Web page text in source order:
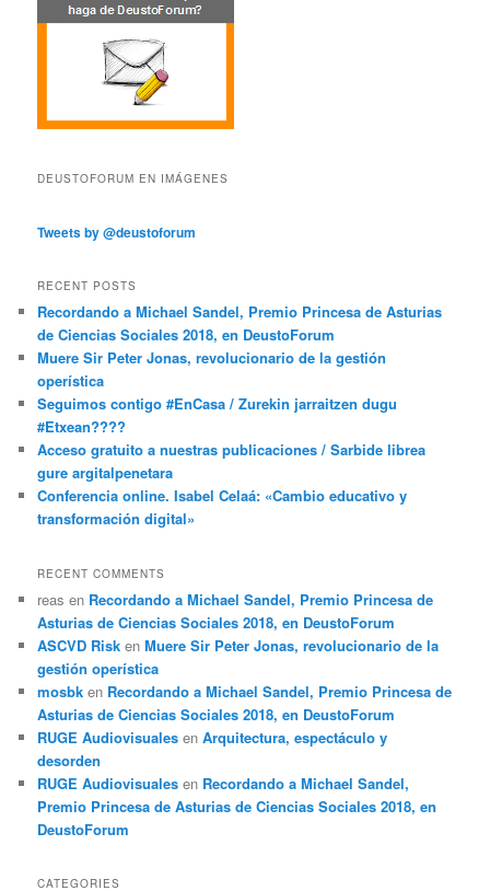
DEUSTOFORUM EN IMÁGENES
Tweets by @deustoforum
RECENT POSTS
Recordando a Michael Sandel, Premio Princesa de Asturias
de Ciencias Sociales 2018, en DeustoForum
Muere Sir Peter Jonas, revolucionario de la gestión
operística
Seguimos contigo #EnCasa / Zurekin jarraitzen dugu
#Etxean????
Acceso gratuito a nuestras publicaciones / Sarbide librea
gure argitalpenetara
Conferencia online. Isabel Celaá: «Cambio educativo y
transformación digital»
RECENT COMMENTS
reas en Recordando a Michael Sandel, Premio Princesa de
Asturias de Ciencias Sociales 2018, en DeustoForum
ASCVD Risk enMuere Sir Peter Jonas, revolucionario de la
gestión operística
mosbk en Recordando a Michael Sandel, Premio Princesa de
Asturias de Ciencias Sociales 2018, en DeustoForum
RUGE Audiovisuales enArquitectura, espectáculo y
desorden
RUGE Audiovisuales en Recordando a Michael Sandel,
Premio Princesa de Asturias de Ciencias Sociales 2018, en
DeustoForum
CATEGORIES